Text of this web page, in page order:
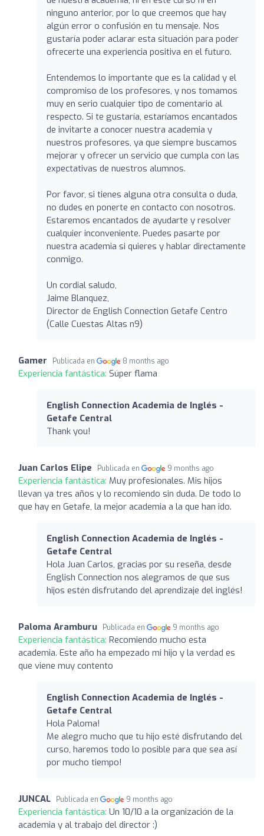
ninguno anterior, por lo que creemos que hay
algún error o confusión en tu mensaje. Nos
gustaría poder aclarar esta situación para poder
ofrecerte una experiencia positiva en el futuro.
Entendemos lo importante que es la calidad y el
compromiso de los profesores, y nos tomamos
muy en serio cualquier tipo de comentario al
respecto. Si te gustaría, estaríamos encantados
de invitarte a conocer nuestra academia y
nuestros profesores, ya que siempre buscamos
mejorar y ofrecer un servicio que cumpla con las
expectativas de nuestros alumnos.
Por favor, si tienes alguna otra consulta o duda,
no dudes en ponerte en contacto con nosotros.
Estaremos encantados de ayudarte y resolver
cualquier inconveniente. Puedes pasarte por
nuestra academia si quieres y hablar directamente
conmigo.
Un cordial saludo,
Jaime Blanquez,
Director de English Connection Getafe Centro
(Calle Cuestas Altas n9)
Gamer Publicada en 8 months ago
Experiencia fantástica: Súper flama
English Connection Academia de Inglés -
Getafe Central
Thank you!
Juan Carlos Elipe Publicada en 9 months ago
Experiencia fantástica: Muy profesionales. Mis hijos
llevan ya tres años y lo recomiendo sin duda. De todo lo
que hay en Getafe, la mejor academia a la que han ido.
English Connection Academia de Inglés -
Getafe Central
Hola Juan Carlos, gracias por su reseña, desde
English Connection nos alegramos de que sus
hijos estén disfrutando del aprendizaje del inglés!
Paloma Aramburu Publicada en 9 months ago
Experiencia fantástica: Recomiendo mucho esta
academia. Este año ha empezado mi hijo y la verdad es
que viene muy contento
English Connection Academia de Inglés -
Getafe Central
Hola Paloma!
Me alegro mucho que tu hijo esté disfrutando del
curso, haremos todo lo posible para que sea así
por mucho tiempo!
JUNCAL Publicada en 9 months ago
Experiencia fantástica: Un 10/10 a la organización de la
academia y al trabajo del director :)